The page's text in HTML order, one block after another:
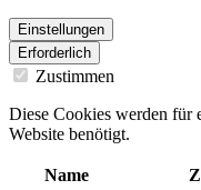
Einstellungen
Erforderlich
Zustimmen
Diese Cookies werden für
Website benötigt.
Name